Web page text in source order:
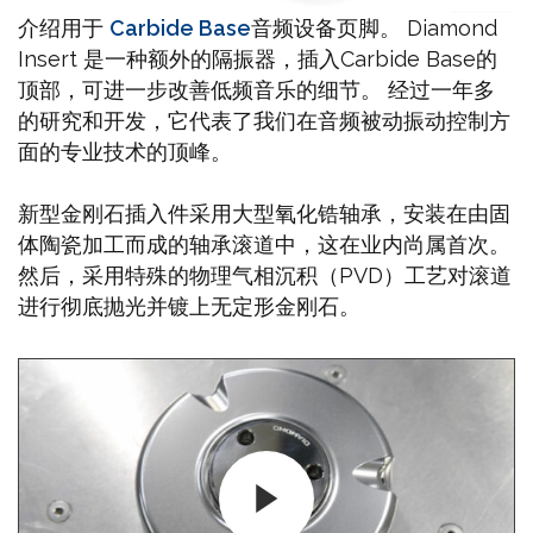
介绍用于 Carbide Base音频设备页脚。 Diamond
Insert 是一种额外的隔振器，插入Carbide Base的
顶部，可进一步改善低频音乐的细节。 经过一年多
的研究和开发，它代表了我们在音频被动振动控制方
面的专业技术的顶峰。
新型金刚石插入件采用大型氧化锆轴承，安装在由固
体陶瓷加工而成的轴承滚道中，这在业内尚属首次。
然后，采用特殊的物理气相沉积（PVD）工艺对滚道
进行彻底抛光并镀上无定形金刚石。